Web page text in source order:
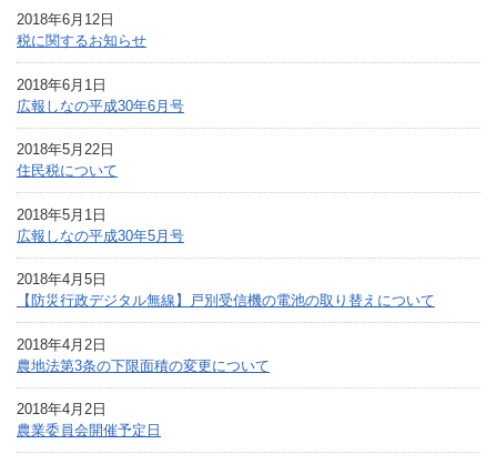
2018年6月12日
税に関するお知らせ
2018年6月1日
広報しなの平成30年6月号
2018年5月22日
住民税について
2018年5月1日
広報しなの平成30年5月号
2018年4月5日
【防災行政デジタル無線】戸別受信機の電池の取り替えについて
2018年4月2日
農地法第3条の下限面積の変更について
2018年4月2日
農業委員会開催予定日